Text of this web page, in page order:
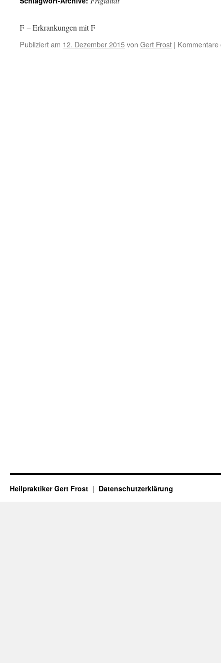
F – Erkrankungen mit F
Publiziert am 12. Dezember 2015von Gert Frost | Kommentare
Heilpraktiker Gert Frost Datenschutzerklärung